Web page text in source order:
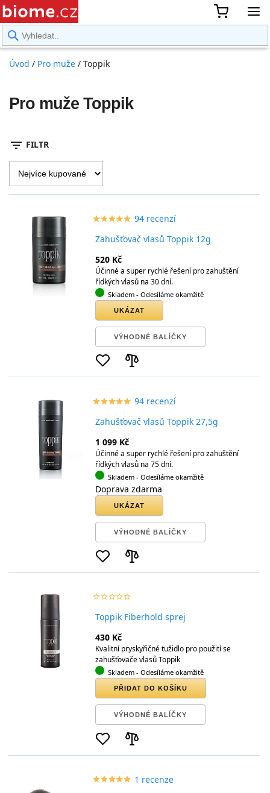
Úvod / Pro muže / Toppik
Pro muže Toppik
filter_list FILTR
star_borderstar_borderstar_borderstar_borderstar_border
starstarstarstarstar 94 recenzí
Zahušťovač vlasů Toppik 12g
520 Kč
Účinné a super rychlé řešení pro zahuštění
řídkých vlasů na 30 dní.
Skladem - Odesíláme okamžitě
UKÁZAT
VÝHODNÉ BALÍČKY
star_borderstar_borderstar_borderstar_borderstar_border
starstarstarstarstar 94 recenzí
Zahušťovač vlasů Toppik 27,5g
1 099 Kč
Účinné a super rychlé řešení pro zahuštění
řídkých vlasů na 75 dní.
Skladem - Odesíláme okamžitě
Doprava zdarma
UKÁZAT
VÝHODNÉ BALÍČKY
star_borderstar_borderstar_borderstar_borderstar_border
starstarstarstarstar
Toppik Fiberhold sprej
430 Kč
Kvalitní pryskyřičné tužidlo pro použití se
zahušťovače vlasů Toppik
Skladem - Odesíláme okamžitě
PŘIDAT DO KOŠÍKU
VÝHODNÉ BALÍČKY
star_borderstar_borderstar_borderstar_borderstar_border
starstarstarstarstar 1 recenze